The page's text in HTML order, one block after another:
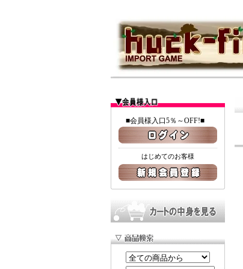
■会員様入口5％～OFF!■
はじめてのお客様